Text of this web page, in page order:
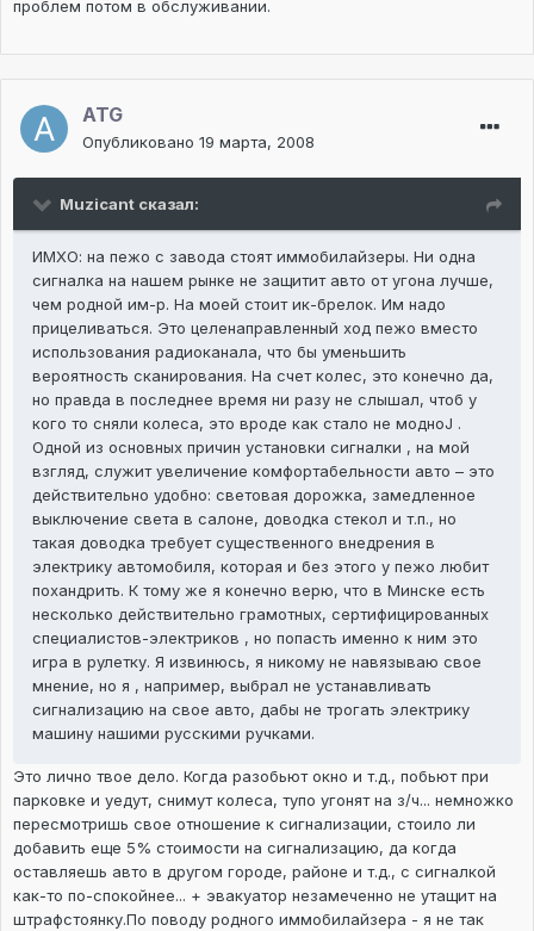
проблем потом в обслуживании.
ATG
Опубликовано 19 марта, 2008
Muzicant сказал:
ИМХО: на пежо с завода стоят иммобилайзеры. Ни одна
сигналка на нашем рынке не защитит авто от угона лучше,
чем родной им-р. На моей стоит ик-брелок. Им надо
прицеливаться. Это целенаправленный ход пежо вместо
использования радиоканала, что бы уменьшить
вероятность сканирования. На счет колес, это конечно да,
но правда в последнее время ни разу не слышал, чтоб у
кого то сняли колеса, это вроде как стало не модноJ .
Одной из основных причин установки сигналки , на мой
взгляд, служит увеличение комфортабельности авто – это
действительно удобно: световая дорожка, замедленное
выключение света в салоне, доводка стекол и т.п., но
такая доводка требует существенного внедрения в
электрику автомобиля, которая и без этого у пежо любит
похандрить. К тому же я конечно верю, что в Минске есть
несколько действительно грамотных, сертифицированных
специалистов-электриков , но попасть именно к ним это
игра в рулетку. Я извинюсь, я никому не навязываю свое
мнение, но я , например, выбрал не устанавливать
сигнализацию на свое авто, дабы не трогать электрику
машину нашими русскими ручками.
Это лично твое дело. Когда разобьют окно и т.д., побьют при
парковке и уедут, снимут колеса, тупо угонят на з/ч... немножко
пересмотришь свое отношение к сигнализации, стоило ли
добавить еще 5% стоимости на сигнализацию, да когда
оставляешь авто в другом городе, районе и т.д., с сигналкой
как-то по-спокойнее... + эвакуатор незамеченно не утащит на
штрафстоянку.По поводу родного иммобилайзера - я не так